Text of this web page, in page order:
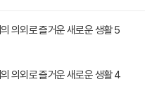
의외로 즐거운 새로운 생활 5
의외로 즐거운 새로운 생활 4